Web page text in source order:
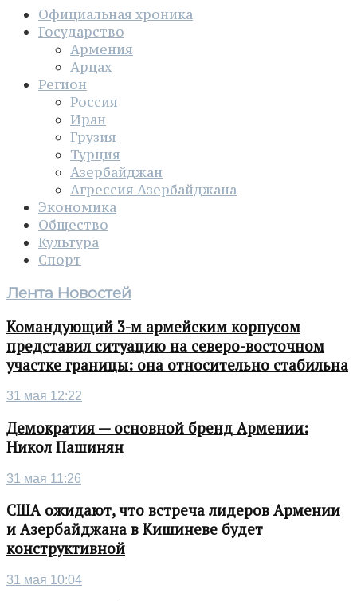
Официальная хроника
Государство
Армения
Арцах
Регион
Россия
Иран
Грузия
Турция
Азербайджан
Агрессия Азербайджана
Экономика
Общество
Культура
Спорт
Лента Новостей
Командующий 3-м армейским корпусом
представил ситуацию на северо-восточном
участке границы: она относительно стабильна
31 мая 12:22
Демократия — основной бренд Армении:
Никол Пашинян
31 мая 11:26
США ожидают, что встреча лидеров Армении
и Азербайджана в Кишиневе будет
конструктивной
31 мая 10:04